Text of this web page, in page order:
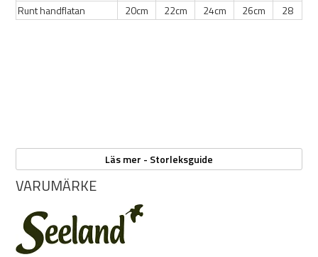
Får ej strykas
Får ej blekas
Runt handflatan
20cm 22cm 24cm 26cm 28
Läs mer - Storleksguide
VARUMÄRKE